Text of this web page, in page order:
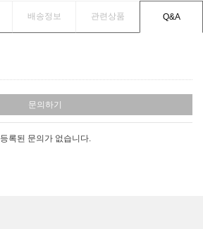
배송정보 관련상품 Q&A
문의하기
등록된 문의가 없습니다.